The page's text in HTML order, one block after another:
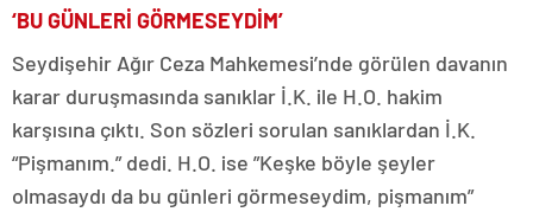
‘BU GÜNLERİ GÖRMESEYDİM’
Seydişehir Ağır Ceza Mahkemesi’nde görülen davanın
karar duruşmasında sanıklar İ.K. ile H.O. hakim
karşısına çıktı. Son sözleri sorulan sanıklardan İ.K.
“Pişmanım.” dedi. H.O. ise ”Keşke böyle şeyler
olmasaydı da bu günleri görmeseydim, pişmanım”